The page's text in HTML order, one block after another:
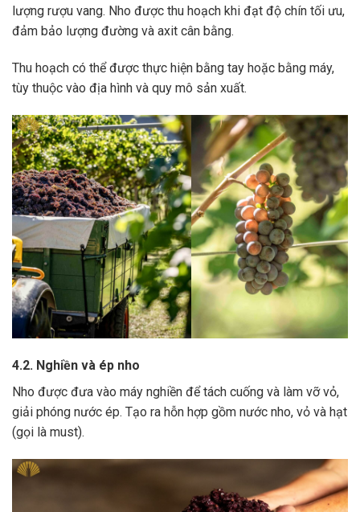
lượng rượu vang. Nho được thu hoạch khi đạt độ chín tối ưu,
đảm bảo lượng đường và axit cân bằng.
Thu hoạch có thể được thực hiện bằng tay hoặc bằng máy,
tùy thuộc vào địa hình và quy mô sản xuất.
4.2. Nghiền và ép nho
Nho được đưa vào máy nghiền để tách cuống và làm vỡ vỏ,
giải phóng nước ép. Tạo ra hỗn hợp gồm nước nho, vỏ và hạt
(gọi là must).